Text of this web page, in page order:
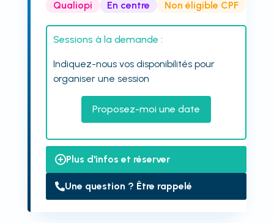
Qualiopi En centre Non éligible CPF
Sessions à la demande :
Indiquez-nous vos disponibilités pour
organiser une session
Proposez-moi une date
Plus d'infos et réserver
Une question ? Être rappelé